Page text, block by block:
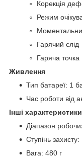
Корекція
Режим
Гарячий слід
Гаряча точка
Живлення
Тип батареї: 1
Час роботи від
Інші характеристики
Діапазон
Ступінь захисту:
Вага: 480 г